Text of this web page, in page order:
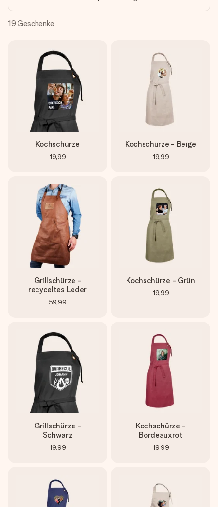
Montag - Freitag : 8:30 - 17:00 Uhr
Samstag - Sonntag : 8:30 - 13:00 Uhr
19 Geschenke
Kochschürze
19,99
Kochschürze - Beige
19,99
Grillschürze -
recyceltes Leder
59,99
Kochschürze - Grün
19,99
Grillschürze -
Schwarz
19,99
Kochschürze -
Bordeauxrot
19,99